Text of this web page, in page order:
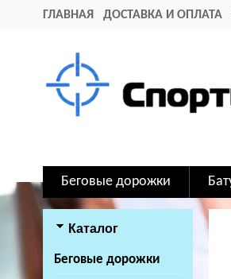
ГЛАВНАЯ ДОСТАВКА И ОПЛАТА
Беговые дорожки
Каталог
Беговые дорожки